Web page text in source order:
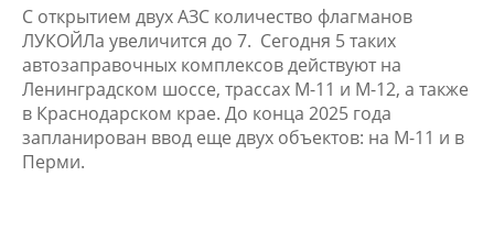
С открытием двух АЗС количество флагманов
ЛУКОЙЛа увеличится до 7. Сегодня 5 таких
автозаправочных комплексов действуют на
Ленинградском шоссе, трассах М-11 и М-12, а также
в Краснодарском крае. До конца 2025 года
запланирован ввод еще двух объектов: на М-11 и в
Перми.